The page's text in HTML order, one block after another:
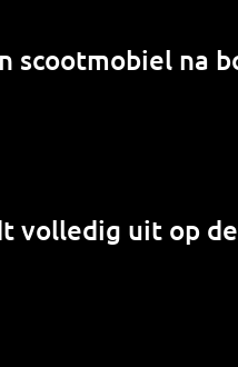
scootmobiel na
volledig uit op